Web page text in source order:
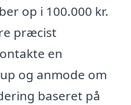
op i 100.000 kr.
præcist
en
og anmode om
baseret på